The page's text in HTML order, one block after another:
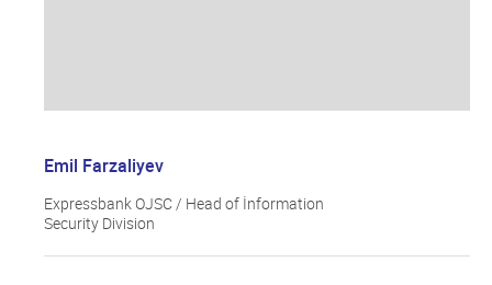
Emil Farzaliyev
Expressbank OJSC / Head of İnformation
Security Division